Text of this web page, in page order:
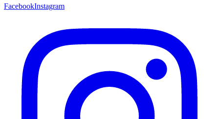
FacebookInstagram